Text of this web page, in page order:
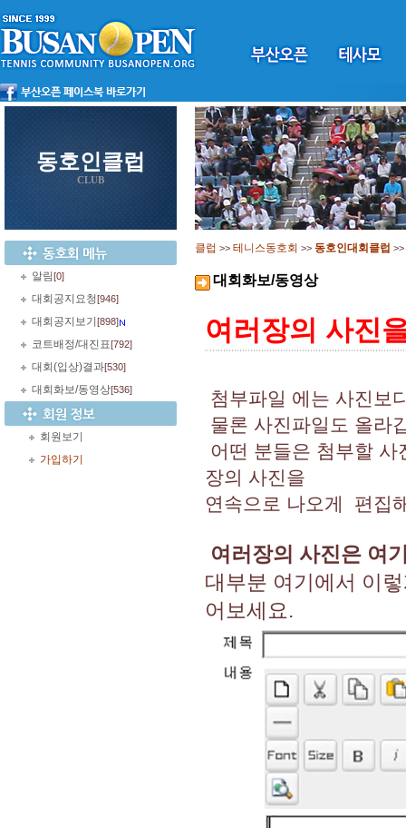
동호인클럽
CLUB
알림[0]
대회공지요청[946]
대회공지보기 [898]
코트배정/대진표[792]
대회(입상)결과[530]
대회화보/동영상[536]
회원보기
가입하기
클럽 >> 테니스동호회 >> 동호인대회클럽 >>
대회화보/동영상
여러장의 사진
첨부파일 에는 사진보
물론 사진파일도 올라
어떤 분들은 첨부할
장의 사진을
연속으로 나오게 편집
여러장의 사진은 여
대부분 여기에서 이
어보세요.